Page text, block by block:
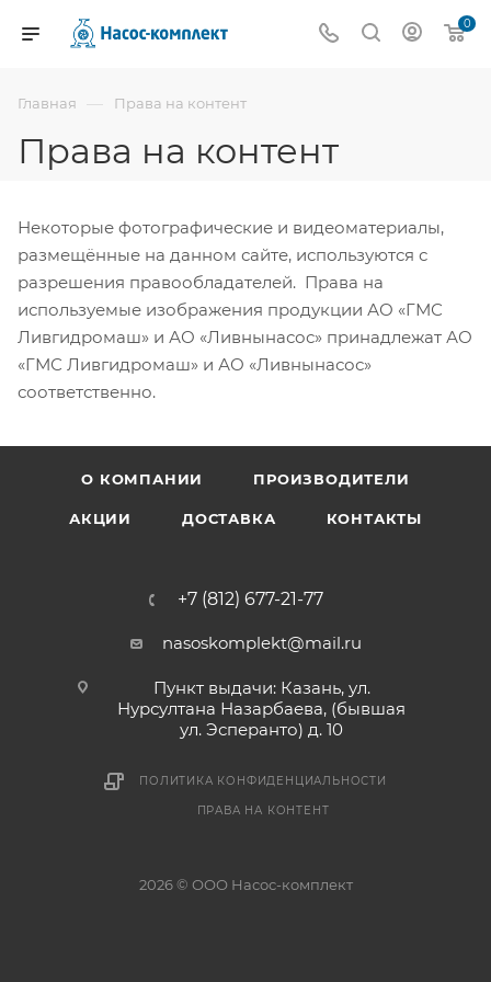
0
Главная — Права на контент
Права на контент
Некоторые фотографические и видеоматериалы,
размещённые на данном сайте, используются с
разрешения правообладателей. Права на
используемые изображения продукции АО «ГМС
Ливгидромаш» и АО «Ливнынасос» принадлежат АО
«ГМС Ливгидромаш» и АО «Ливнынасос»
соответственно.
О КОМПАНИИ ПРОИЗВОДИТЕЛИ
АКЦИИ ДОСТАВКА КОНТАКТЫ
+7 (812) 677-21-77
nasoskomplekt@mail.ru
Пункт выдачи: Казань, ул.
Нурсултана Назарбаева, (бывшая
ул. Эсперанто) д. 10
ПОЛИТИКА КОНФИДЕНЦИАЛЬНОСТИ
ПРАВА НА КОНТЕНТ
2026 © ООО Насос-комплект